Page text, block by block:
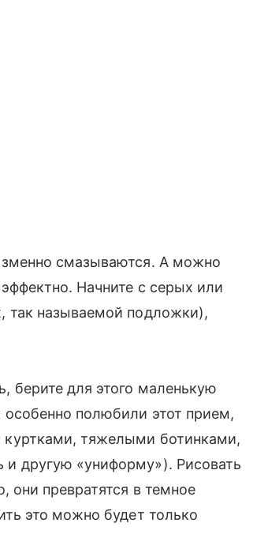
смазываются. А можно
Начните с серых или
так называемой подложки),
берите для этого маленькую
полюбили этот прием,
тяжелыми ботинками,
другую «униформу»). Рисовать
они превратятся в темное
это можно будет только